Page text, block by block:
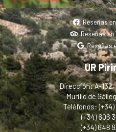
Reseñas
Reseñas
Reseñas
UR
Dirección: A-132,
Murillo de
Teléfonos:
(+34) 606
(+34) 648